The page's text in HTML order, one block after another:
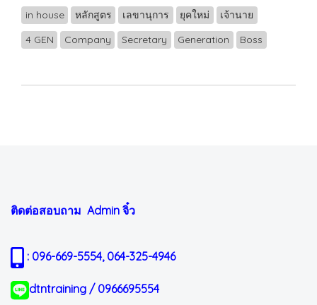
in house
หลักสูตร เลขานุการ ยุคใหม่
เจ้านาย
4 GEN
Company Secretary Generation Boss
ติดต่อสอบถาม Admin จิ๋ว
: 096-669-5554, 064-325-4946
dtntraining / 0966695554